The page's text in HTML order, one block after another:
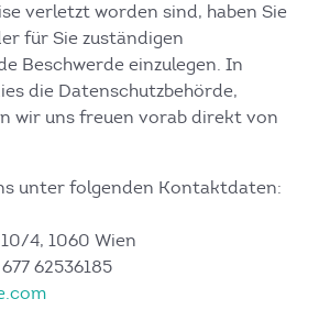
verletzt worden sind, haben Sie
für Sie zuständigen
Beschwerde einzulegen. In
die Datenschutzbehörde,
wir uns freuen vorab direkt von
unter folgenden Kontaktdaten:
4, 1060 Wien
62536185